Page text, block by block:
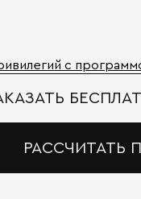
с
РАССЧИТАТЬ